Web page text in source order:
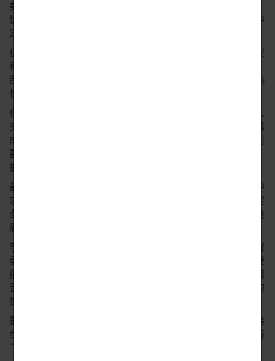
美髮組優勝選手李佳玲，就讀新湖國中時參加國中技藝班，
透過技藝班美髮課程的學習發現髮型創作的樂趣，就在心中
定下未來在美髮領域發展的志向。
佳玲在家人的支持下，高中志願選讀了光復高中「時尚造型
科」，在高二的創意髮型設計課程中學習到各種梳、編、
刮、包等造型技巧，發現自己對髮型梳理設計有著強烈的熱
情。
但由於佳玲個性上比較內向且無自信，也不善於主動與他人
交談，在課程中雖認真努力學習但內心卻自覺無太大突破與
成就。當科上公告要辦理校內美髮選手選拔時，心中有股衝
動想躍躍一試挑戰自己的能耐，但又有多方的考量與猶豫，
擔心就算堅持到底，但仍不會得到好成績。
最後是自己那股對美髮的渴望和熱情無法抵擋，希望在高中
求學的最後一年裡，讓自己的求學生涯有所突破，因此決定
全心全力投入選手訓練，而家人的支持也成為佳玲的強力後
盾。
李佳玲表示，在選手過程培訓中，從早到晚一整天站著練習
剪、吹、燙、包頭專業技術的技能，雙手練到痠痛不已、雙
腳也幾乎站到快無知覺仍然堅持不斷練習、咬牙硬撐從不喊
苦，每次的失敗她都會自省、檢討錯誤，同時也追求下次的
進步。
雖然辛苦但每當學習到新的髮型技巧從作品中看到自己的進
步，大大的成就感不僅提升了自信心更激勵自己一定要堅持
下去。